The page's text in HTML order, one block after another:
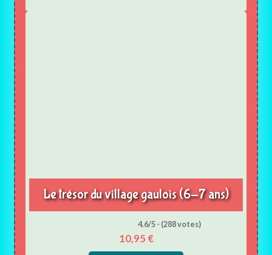
Le trésor du village gaulois (6-7 ans)
4.6/5 - (288 votes)
10,95 €